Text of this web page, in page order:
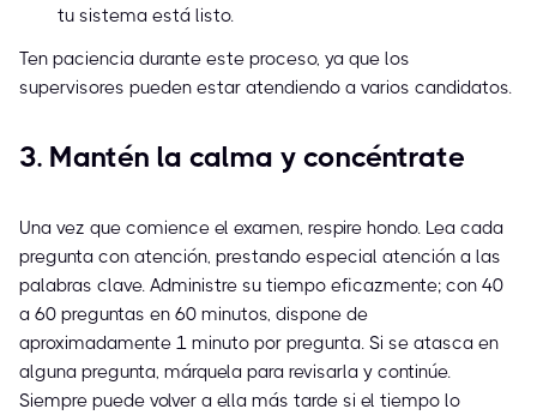
tu sistema está listo.
Ten paciencia durante este proceso, ya que los
supervisores pueden estar atendiendo a varios candidatos.
3. Mantén la calma y concéntrate
Una vez que comience el examen, respire hondo. Lea cada
pregunta con atención, prestando especial atención a las
palabras clave. Administre su tiempo eficazmente; con 40
a 60 preguntas en 60 minutos, dispone de
aproximadamente 1 minuto por pregunta. Si se atasca en
alguna pregunta, márquela para revisarla y continúe.
Siempre puede volver a ella más tarde si el tiempo lo